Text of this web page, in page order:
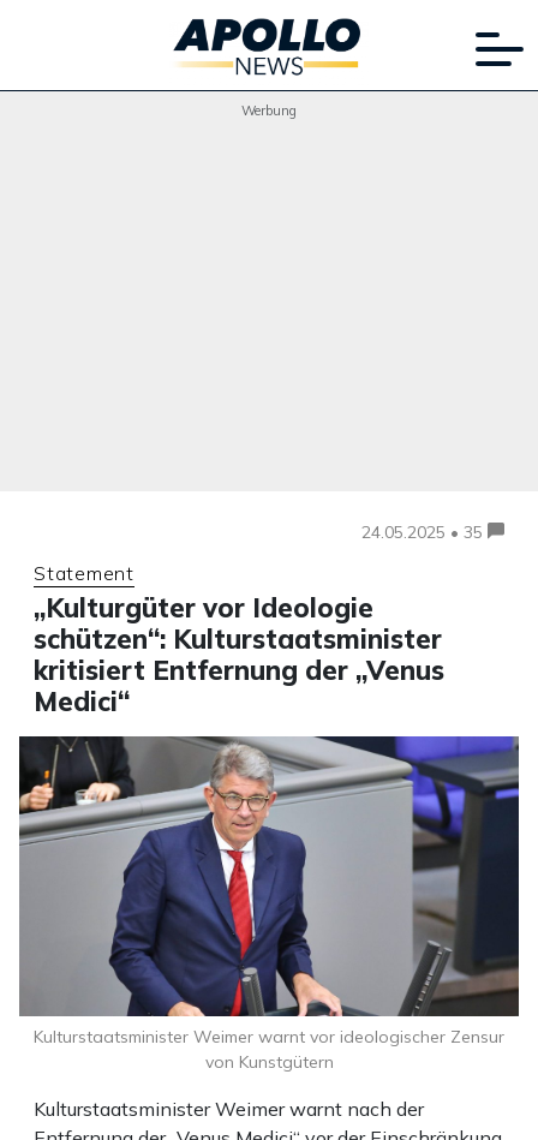
Werbung
24.05.2025 • 35
Statement
„Kulturgüter vor Ideologie
schützen“: Kulturstaatsminister
kritisiert Entfernung der „Venus
Medici“
Kulturstaatsminister Weimer warnt nach der
Kulturstaatsminister Weimer warnt vor ideologischer Zensur
von Kunstgütern